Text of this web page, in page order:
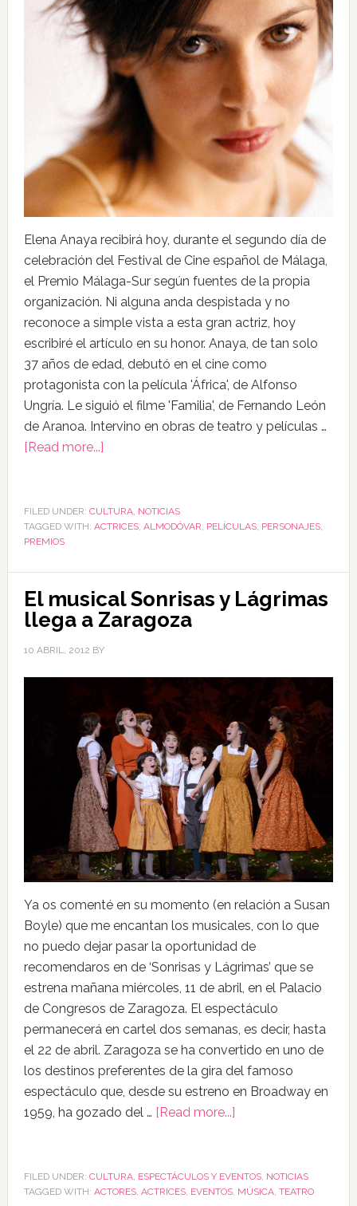
Elena Anaya recibirá hoy, durante el segundo día de
celebración del Festival de Cine español de Málaga,
el Premio Málaga-Sur según fuentes de la propia
organización. Ni alguna anda despistada y no
reconoce a simple vista a esta gran actriz, hoy
escribiré el artículo en su honor. Anaya, de tan solo
37 años de edad, debutó en el cine como
protagonista con la película 'África', de Alfonso
Ungría. Le siguió el filme 'Familia', de Fernando León
de Aranoa. Intervino en obras de teatro y películas …
[Read more...]
FILED UNDER: CULTURA, NOTICIAS
TAGGED WITH: ACTRICES, ALMODÓVAR PELÍCULAS, PERSONAJES,
PREMIOS
El musical Sonrisas y Lágrimas
llega a Zaragoza
10 ABRIL, 2012 BY
Ya os comenté en su momento (en relación a Susan
Boyle) que me encantan los musicales, con lo que
no puedo dejar pasar la oportunidad de
recomendaros en de ‘Sonrisas y Lágrimas’ que se
estrena mañana miércoles, 11 de abril, en el Palacio
de Congresos de Zaragoza. El espectáculo
permanecerá en cartel dos semanas, es decir, hasta
el 22 de abril. Zaragoza se ha convertido en uno de
los destinos preferentes de la gira del famoso
espectáculo que, desde su estreno en Broadway en
1959, ha gozado del … [Read more...]
FILED UNDER: CULTURA, ESPECTÁCULOS Y EVENTOS, NOTICIAS
TAGGED WITH: ACTORES, ACTRICES, EVENTOS, MÚSICA, TEATRO